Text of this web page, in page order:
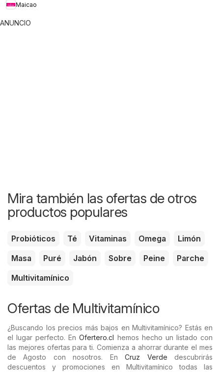
Maicao
ANUNCIO
Mira también las ofertas de otros
productos populares
Probióticos Té Vitaminas Omega
Limón
Masa
Puré Jabón Sobre Peine
Parche
Multivitamínico
Ofertas de Multivitamínico
¿Buscando los precios más bajos en Multivitamínico? Estás en
el lugar perfecto. EnOfertero.cl hemos hecho un listado con
las mejores ofertas para ti. Comienza a ahorrar durante el mes
de Agosto con nosotros. EnCruz Verde descubrirás
descuentos y promociones en Multivitamínico todas las